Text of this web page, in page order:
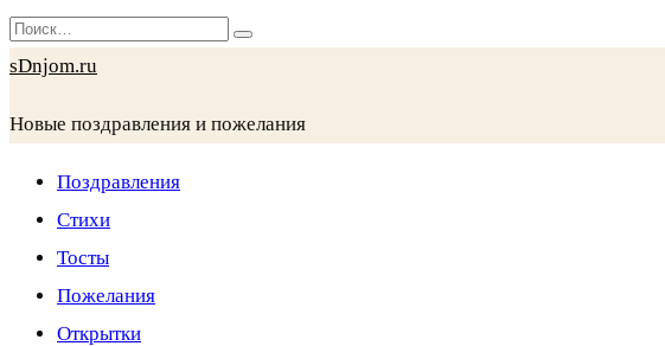
Перейти
к
Search
for:
sDnjom.ru
Новые поздравления и пожелания
Поздравления
Стихи
Тосты
Пожелания
Открытки